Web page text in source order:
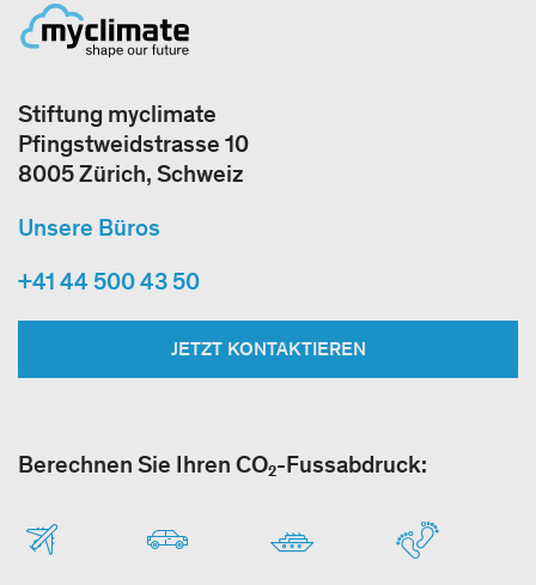
Stiftung myclimate
Pfingstweidstrasse 10
8005 Zürich, Schweiz
Unsere Büros
+41 44 500 43 50
JETZT KONTAKTIEREN
Berechnen Sie Ihren CO₂-Fussabdruck: